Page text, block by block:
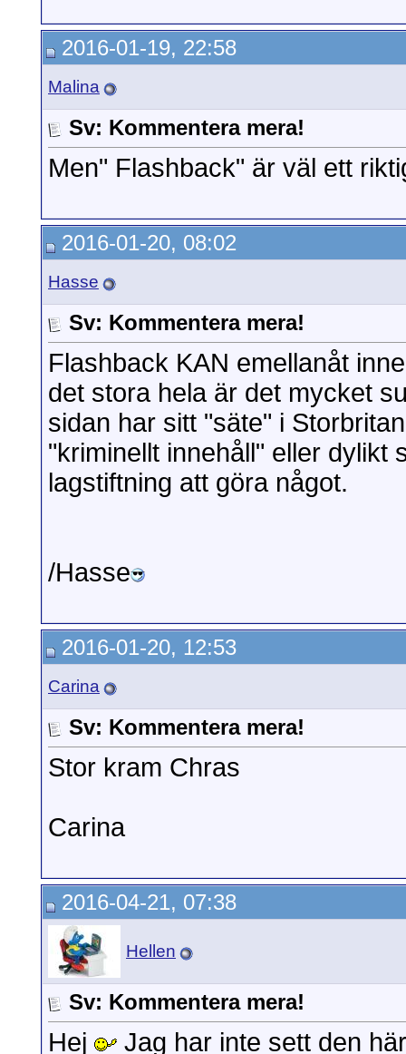
2016-01-19, 22:58
Malina
Sv: Kommentera mera!
Men" Flashback" är väl ett
2016-01-20, 08:02
Hasse
Sv: Kommentera mera!
Flashback KAN emellanåt
det stora hela är det mycket
sidan har sitt "säte" i
"kriminellt innehåll" eller dylikt
lagstiftning att göra något.
/Hasse
2016-01-20, 12:53
Carina
Sv: Kommentera mera!
Stor kram Chras
Carina
2016-04-21, 07:38
Hellen
Sv: Kommentera mera!
Hej Jag har inte sett den